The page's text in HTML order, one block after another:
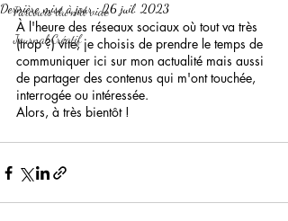
Parcours du nid vide
Journal Créatif
Dernière mise à jour :26 juil. 2023
À l'heure des réseaux sociaux où tout va très
(trop ?) vite, je choisis de prendre le temps de
communiquer ici sur mon actualité mais aussi
de partager des contenus qui m'ont touchée,
interrogée ou intéressée.
Alors, à très bientôt !